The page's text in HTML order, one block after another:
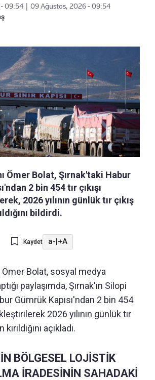
09:54
09 Ağustos, 2026 - 09:54
Ömer Bolat, Şırnak'taki Habur
2 bin 454 tır çıkışı
2026 yılının günlük tır çıkış
bildirdi.
Kaydet a- +A
Ömer Bolat, sosyal medya
paylaşımda, Şırnak'ın Silopi
Gümrük Kapısı'ndan 2 bin 454
2026 yılının günlük tır
açıkladı.
BÖLGESEL LOJİSTİK
İRADESİNİN SAHADAKİ